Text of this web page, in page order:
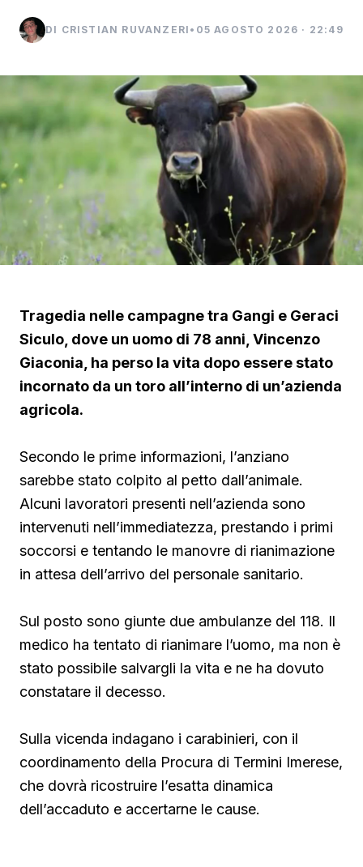
DI CRISTIAN RUVANZERI • 05 AGOSTO 2026 · 22:49
Tragedia nelle campagne tra Gangi e Geraci
Siculo, dove un uomo di 78 anni, Vincenzo
Giaconia, ha perso la vita dopo essere stato
incornato da un toro all’interno di un’azienda
agricola.
Secondo le prime informazioni, l’anziano
sarebbe stato colpito al petto dall’animale.
Alcuni lavoratori presenti nell’azienda sono
intervenuti nell’immediatezza, prestando i primi
soccorsi e tentando le manovre di rianimazione
in attesa dell’arrivo del personale sanitario.
Sul posto sono giunte due ambulanze del 118. Il
medico ha tentato di rianimare l’uomo, ma non è
stato possibile salvargli la vita e ne ha dovuto
constatare il decesso.
Sulla vicenda indagano i carabinieri, con il
coordinamento della Procura di Termini Imerese,
che dovrà ricostruire l’esatta dinamica
dell’accaduto e accertarne le cause.